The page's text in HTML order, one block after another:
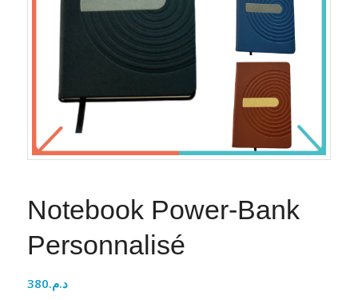
Notebook Power-Bank
Personnalisé
د.م.380